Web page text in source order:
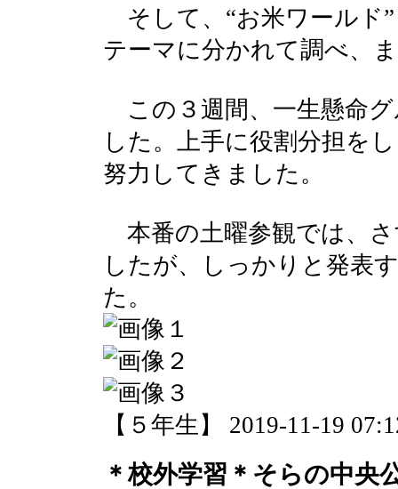
そして、“お米ワールド
テーマに分かれて調べ、
この３週間、一生懸命
した。上手に役割分担を
努力してきました。
本番の土曜参観では、
したが、しっかりと発表
た。
【５年生】 2019-11-19
＊校外学習＊そらの中央